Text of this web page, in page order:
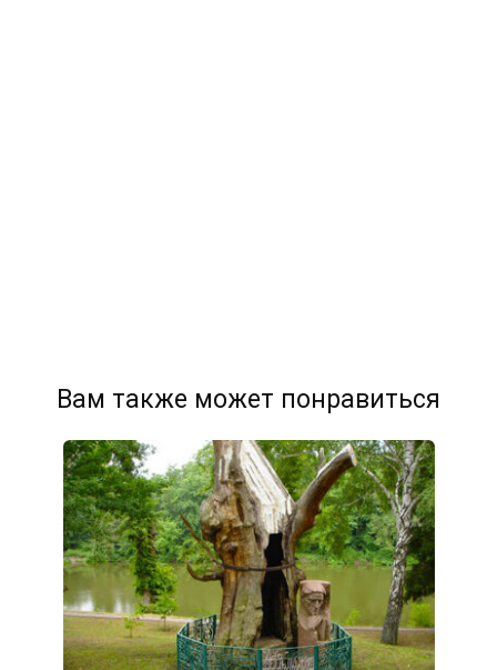
Вам также может понравиться